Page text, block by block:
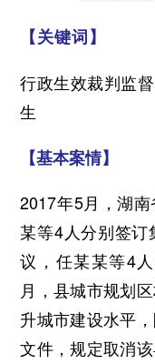
【关键词】
行政生效裁判监
生
【基本案情】
2017年5月，湖
某等4人分别签
议，任某某等4
月，县城市规划
升城市建设水平
文件，规定取消